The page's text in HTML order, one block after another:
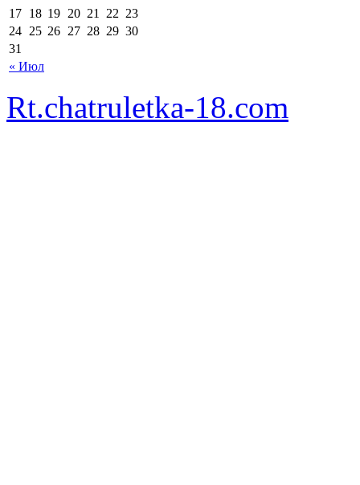
« Июл
17 18 19 20 21 22 23
24 25 26 27 28 29 30
31
Rt.chatruletka-18.com